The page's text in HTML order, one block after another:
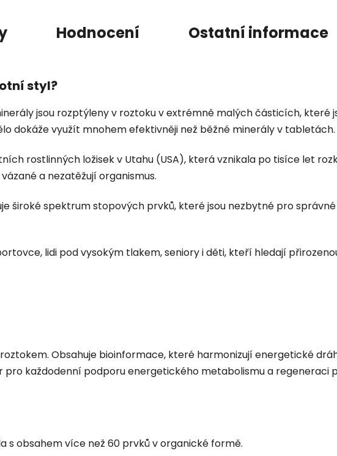
Hodnocení Ostatní informace
styl?
jsou rozptýleny v roztoku v extrémně malých částicích, které
dokáže využít mnohem efektivněji než běžné minerály v tabletách.
rostlinných ložisek v Utahu (USA), která vznikala po tisíce let
a nezatěžují organismus.
široké spektrum stopových prvků, které jsou nezbytné pro
lidi pod vysokým tlakem, seniory i děti, kteří hledají
Obsahuje bioinformace, které harmonizují energetické
každodenní podporu energetického metabolismu a regeneraci
s obsahem více než 60 prvků v organické formě.